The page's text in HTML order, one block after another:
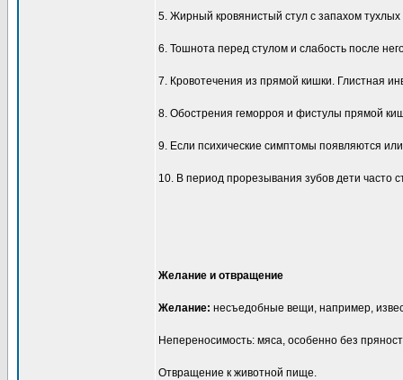
5. Жирный кровянистый стул с запахом тухлых
6. Тошнота перед стулом и слабость после
7. Кровотечения из прямой кишки. Глистная
8. Обострения геморроя и фистулы прямой
9. Если психические симптомы появляются
10. В период прорезывания зубов дети часто
Желание и отвращение
Желание: несъедобные вещи, например,
Непереносимость: мяса, особенно без
Отвращение к животной пище.